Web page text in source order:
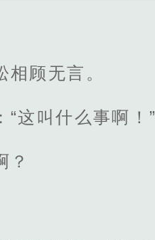
顾无言。
这叫什么事啊！”
？